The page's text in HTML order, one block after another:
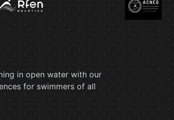
in open water with our
for swimmers of all